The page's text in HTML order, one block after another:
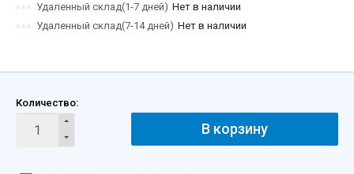
Удаленный склад(1-7 дней) Нет в наличии
Удаленный склад(7-14 дней) Нет в наличии
Количество:
В корзину